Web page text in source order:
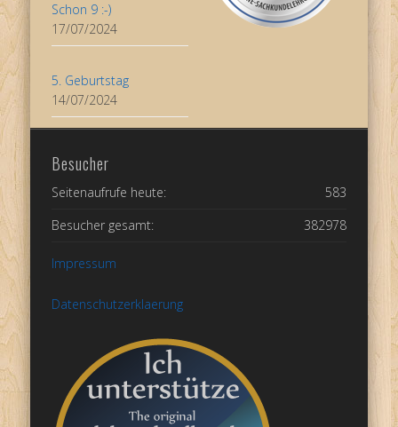
Schon 9 :-)
17/07/2024
5. Geburtstag
14/07/2024
Besucher
583
Seitenaufrufe heute:
382978
Besucher gesamt:
Impressum
Datenschutzerklaerung